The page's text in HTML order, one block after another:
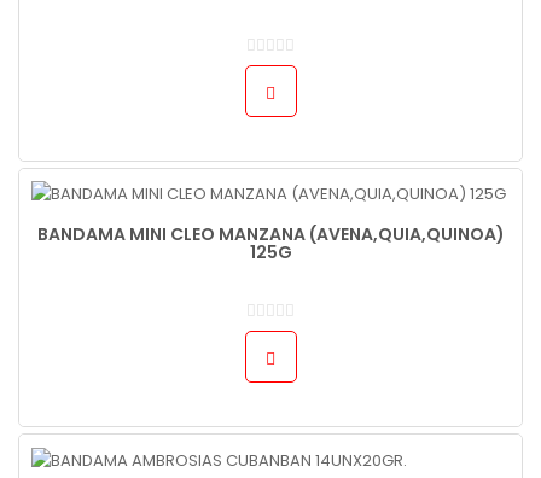
BANDAMA MINI CLEO MANZANA (AVENA,QUIA,QUINOA)
125G